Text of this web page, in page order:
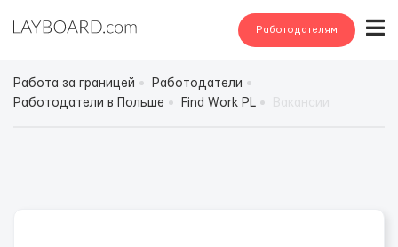
Работодателям
Работа за границей
Работодатели
Работодатели в Польше
Find Work PL